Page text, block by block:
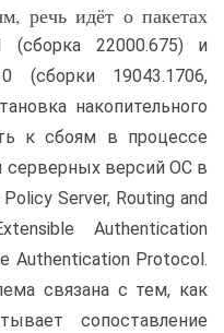
речь идёт о пакетах
(сборка 22000.675) и
(сборки 19043.1706,
накопительного
к сбоям в процессе
серверных версий ОС в
Server, Routing and
Authentication
Authentication Protocol.
связана с тем, как
сопоставление